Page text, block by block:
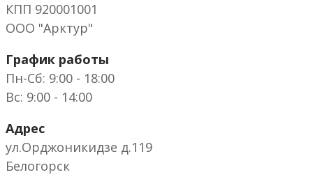
КПП 920001001
ООО "Арктур"
График работы
Пн-Сб: 9:00 - 18:00
Вс: 9:00 - 14:00
Адрес
ул.Орджоникидзе д.119
Белогорск